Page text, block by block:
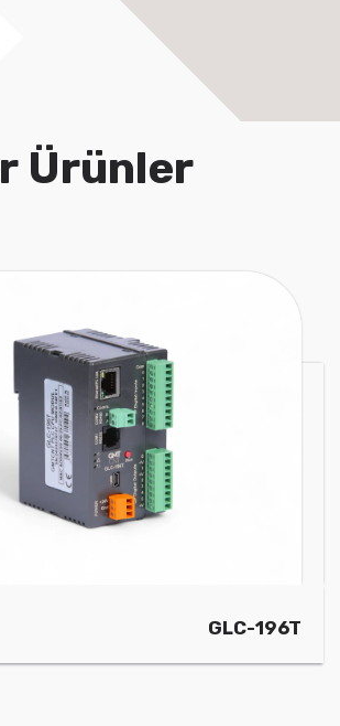
Ürünler
GLC-196T